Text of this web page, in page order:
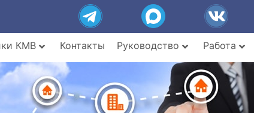
КМВ Контакты Руководство Работа